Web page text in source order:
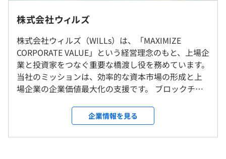
yutaiclub.jp/
株主の「デジタル化」と「ポイント機能」を併用した新し
いサービスです。現在は100社弱の国内上場企業にご導入
いただき、約70万人以上の株主会員が登録しています。企
業と株主のオンライン上でのコミュニケーションを活性化
させるオンリーワンのプロダクトです。
慣れるまでは出社して並走し、頃合いを見て徐々にハイブ
リットワークに移行していくイメージです。
就業場所の変更範囲
＜雇入時＞
本社、および自宅
＜変更範囲＞
＜年収1200万の場合＞
■月給：100万円
＜内訳＞※管理監督者の場合の一例
∟基本給：100万円
∟固定残業代：管理監督者のためなし
株式会社ウィルズ
株式会社ウィルズ（WILLs）は、「MAXIMIZE
CORPORATE VALUE」という経営理念のもと、上場企
業と投資家をつなぐ重要な橋渡し役を務めています。
当社のミッションは、効率的な資本市場の形成と上
場企業の企業価値最大化の支援です。 ブロックチェ
権行使プラットフォームを通じて、金融市場と上場
企業の対話を促進しています。
企業情報を見る